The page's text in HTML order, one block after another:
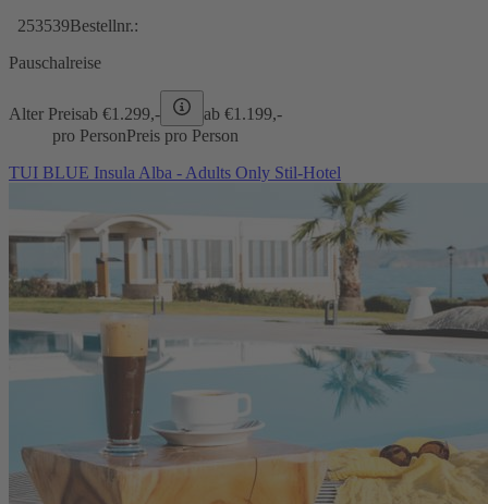
253539Bestellnr.:
Pauschalreise
Alter Preisab €1.299,- ab €1.199,-
pro PersonPreis pro Person
TUI BLUE Insula Alba - Adults Only Stil-Hotel